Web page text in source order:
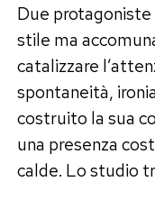
Due
stile ma
catalizzare
spontaneità,
costruito la sua
una presenza
calde. Lo studio